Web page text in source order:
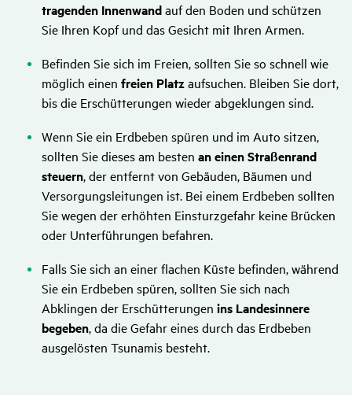
tragenden Innenwandauf den Boden und schützen
Sie Ihren Kopf und das Gesicht mit Ihren Armen.
Befinden Sie sich im Freien, sollten Sie so schnell wie
möglich einen freien Platzaufsuchen. Bleiben Sie dort,
bis die Erschütterungen wieder abgeklungen sind.
Wenn Sie ein Erdbeben spüren und im Auto sitzen,
sollten Sie dieses am besten an einen Straßenrand
steuern, der entfernt von Gebäuden, Bäumen und
Versorgungsleitungen ist. Bei einem Erdbeben sollten
Sie wegen der erhöhten Einsturzgefahr keine Brücken
oder Unterführungen befahren.
Falls Sie sich an einer flachen Küste befinden, während
Sie ein Erdbeben spüren, sollten Sie sich nach
Abklingen der Erschütterungen ins Landesinnere
begeben, da die Gefahr eines durch das Erdbeben
ausgelösten Tsunamis besteht.